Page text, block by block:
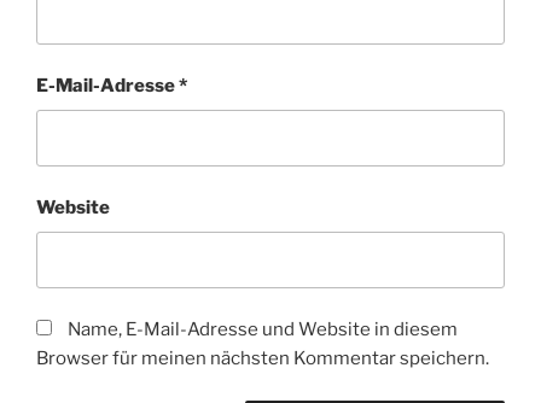
E-Mail-Adresse*
Website
Name, E-Mail-Adresse und Website in diesem
Browser für meinen nächsten Kommentar speichern.